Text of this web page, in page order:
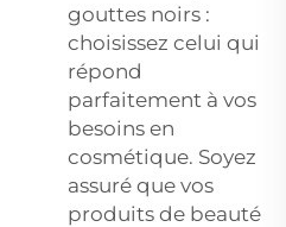
gouttes noirs :
choisissez celui qui
répond
parfaitement à vos
besoins en
cosmétique. Soyez
assuré que vos
produits de beauté